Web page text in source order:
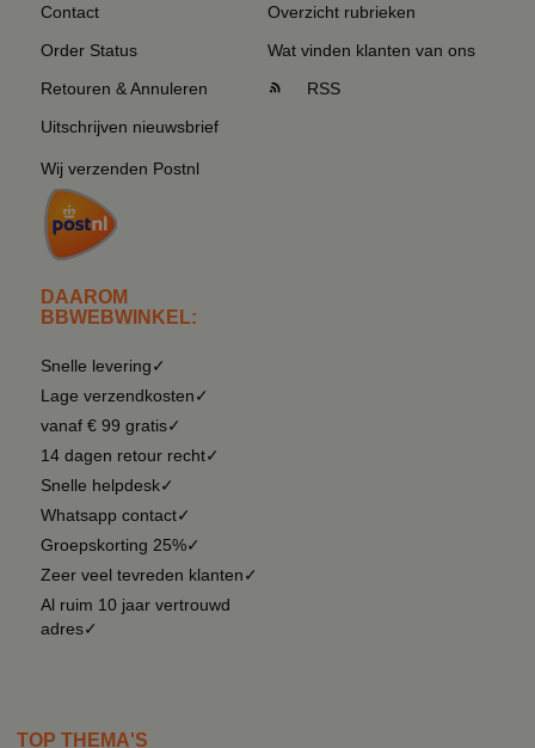
Contact
Order Status
Retouren & Annuleren
Uitschrijven nieuwsbrief
Wij verzenden Postnl
DAAROM
BBWEBWINKEL:
Snelle levering✓
Lage verzendkosten✓
vanaf € 99 gratis✓
14 dagen retour recht✓
Snelle helpdesk✓
Whatsapp contact✓
Groepskorting 25%✓
Zeer veel tevreden klanten✓
Al ruim 10 jaar vertrouwd
adres✓
Overzicht rubrieken
Wat vinden klanten van ons
RSS
TOP THEMA'S